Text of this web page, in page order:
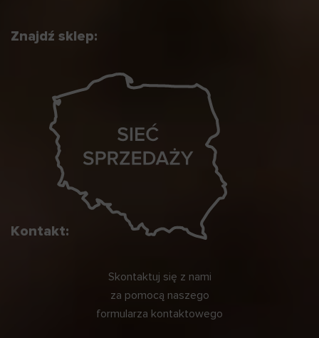
Znajdź sklep:
Kontakt:
Skontaktuj się z nami
za pomocą naszego
formularza kontaktowego